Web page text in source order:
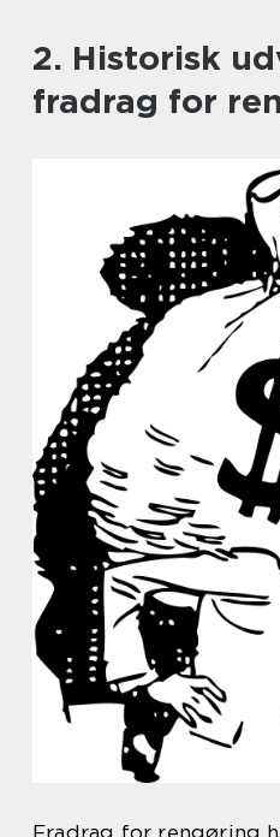
2. Historisk
fradrag for